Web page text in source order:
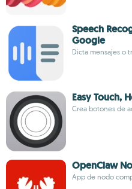
Speech
Google
Dicta mensajes o
Easy Touch,
Crea botones de
OpenClaw
App de nodo